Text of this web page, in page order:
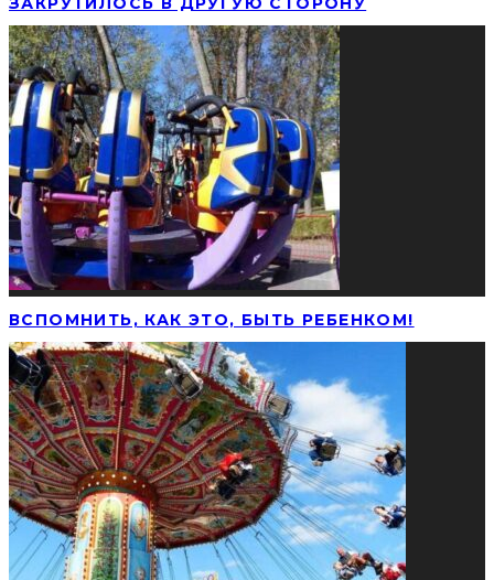
ВСПОМНИТЬ, КАК ЭТО, БЫТЬ РЕБЕНКОМ!